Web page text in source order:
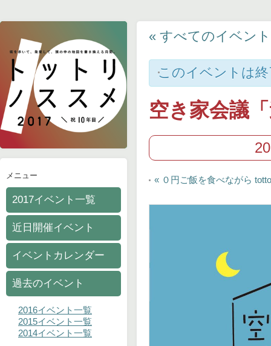
メニュー
2017イベント一覧
近日開催イベント
イベントカレンダー
過去のイベント
2016イベント一覧
2015イベント一覧
2014イベント一覧
« すべてのイベント
このイベントは
空き家会議
ベ
ョ
« ０円ご飯を食べながら